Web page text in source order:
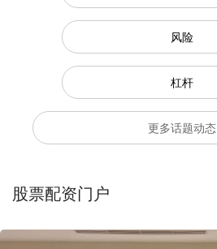
风险
杠杆
更多话题动态
股票配资门户